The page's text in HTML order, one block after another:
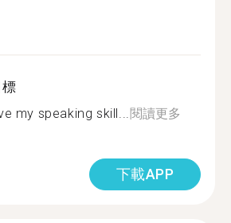
my speaking skill...閱讀更多
下載APP